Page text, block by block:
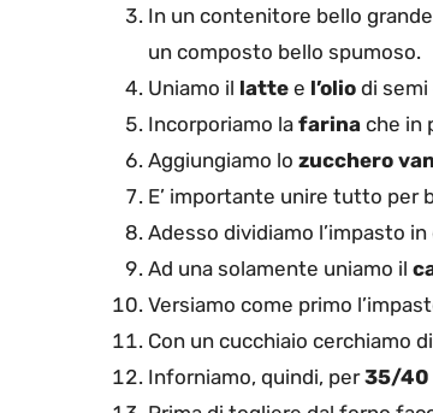
In un contenitore bello
un composto bello spumoso.
Uniamo il latte e l’olio di semi
Incorporiamo la farina che in
Aggiungiamo lo zucchero
E’ importante unire tutto per
Adesso dividiamo l’impasto
Ad una solamente uniamo il
Versiamo come primo
Con un cucchiaio cerchiamo
Inforniamo, quindi, per35/40